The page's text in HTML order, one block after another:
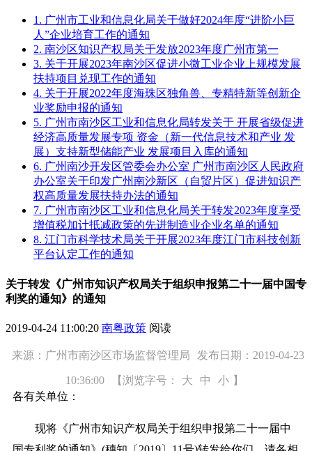
1. 广州市工业和信息化局关于做好2024年度“进阶小巨
人”企业培育工作的通知
2. 南沙区知识产权局关于发放2023年度广州市第一
3. 关于开展2023年南沙区促进小微工业企业上规模发展
扶持项目兑现工作的通知
4. 关于开展2022年度海珠区独角兽、专精特新等创新企
业奖励申报的通知
5. 广州市南沙区工业和信息化局转发关于 开展省级促进
经济高质量发展专项 资金（新一代信息技术和产业 发
展）支持新型储能产业 发展项目入库的通知
6. 广州南沙开发区管委会办公室 广州市南沙区人民政府
办公室关于印发广州南沙新区（自贸片区）促进知识产
权高质量发展扶持办法的通知
7. 广州市南沙区工业和信息化局关于转发2023年度享受
增值税加计抵减政策的先进制造业企业名单的通知
8. 江门市科学技术局关于开展2023年度江门市科技创新
平台认定工作的通知
关于转发《广州市知识产权局关于组织申报第二十一届中国专
利奖的通知》的通知
2019-04-24 11:00:20 南粤政策 阅读
来源：广州市南沙区市场监督管理局 发布日期：2019-04-23
10:36:00 【浏览字号： 大 中 小 】
各有关单位：
现将《广州市知识产权局关于组织申报第二十一届中